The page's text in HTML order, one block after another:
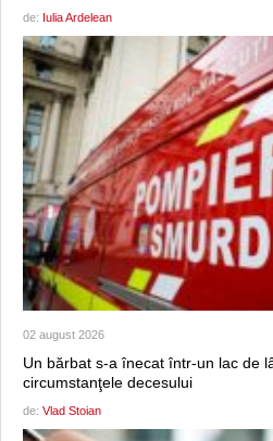
de: Iulia Ardelean
02 august 2026
Un bărbat s-a înecat într-un lac de
circumstanţele decesului
de: Vlad Stoian